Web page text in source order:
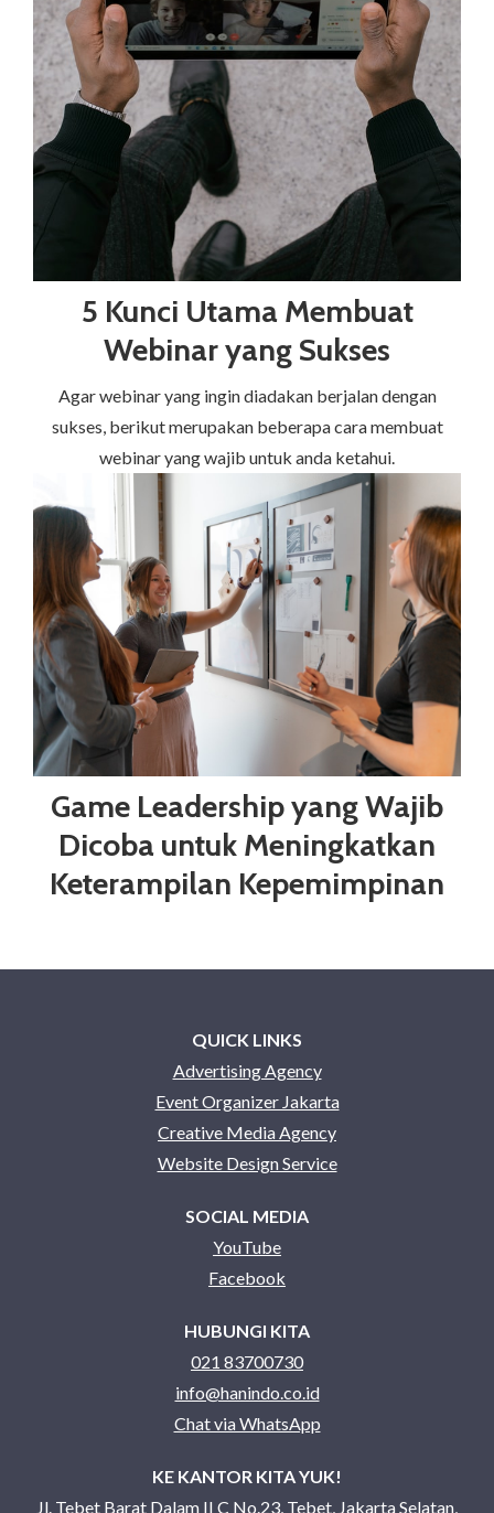
5 Kunci Utama Membuat
Webinar yang Sukses
Agar webinar yang ingin diadakan berjalan dengan
sukses, berikut merupakan beberapa cara membuat
webinar yang wajib untuk anda ketahui.
Game Leadership yang Wajib
Dicoba untuk Meningkatkan
Keterampilan Kepemimpinan
QUICK LINKS
Advertising Agency
Event Organizer Jakarta
Creative Media Agency
Website Design Service
SOCIAL MEDIA
YouTube
Facebook
HUBUNGI KITA
021 83700730
info@hanindo.co.id
Chat via WhatsApp
KE KANTOR KITA YUK!
Jl. Tebet Barat Dalam II C No.23, Tebet, Jakarta Selatan,